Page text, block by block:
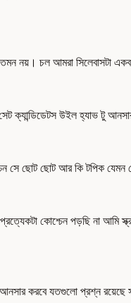
নয়। চল আমরা সিলেবাসটা
উইল হ্যাভ টু
ছোট ছোট আর কি টপিক
কোশ্চেন পড়ছি না আমি
করবে যতগুলো প্রশ্ন